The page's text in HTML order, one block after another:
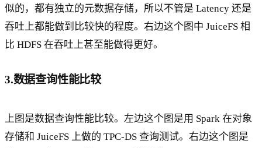
似的，都有独立的元数据存储，所以不管是 Latency 还是
吞吐上都能做到比较快的程度。右边这个图中 JuiceFS 相
比 HDFS 在吞吐上甚至能做得更好。
3.数据查询性能比较
上图是数据查询性能比较。左边这个图是用 Spark 在对象
存储和 JuiceFS 上做的 TPC-DS 查询测试。右边这个图是